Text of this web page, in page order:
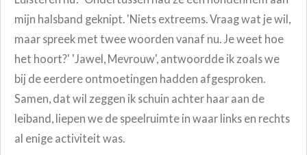
mijn halsband geknipt. 'Niets extreems. Vraag wat je wil,
maar spreek met twee woorden vanaf nu. Je weet hoe
het hoort?' 'Jawel, Mevrouw', antwoordde ik zoals we
bij de eerdere ontmoetingen hadden afgesproken.
Samen, dat wil zeggen ik schuin achter haar aan de
leiband, liepen we de speelruimte in waar links en rechts
al enige activiteit was.